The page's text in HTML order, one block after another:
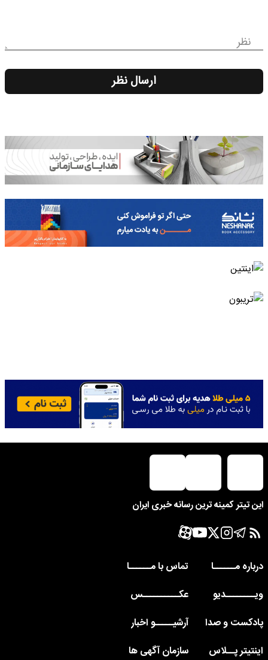
نظر
ارسال نظر
این تیتر کمینه ترین رسانه خبری ایران
درباره مــــــا
تماس با مــــــا
ویــــــــدیو
عکــــــــــس
پادکست و صدا
آرشیـــــو اخبار
اینتیتر پــلاس
سازمان آگهی ها